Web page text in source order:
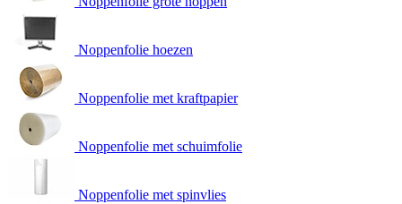
Noppenfolie hoezen
Noppenfolie met kraftpapier
Noppenfolie met schuimfolie
Noppenfolie met spinvlies